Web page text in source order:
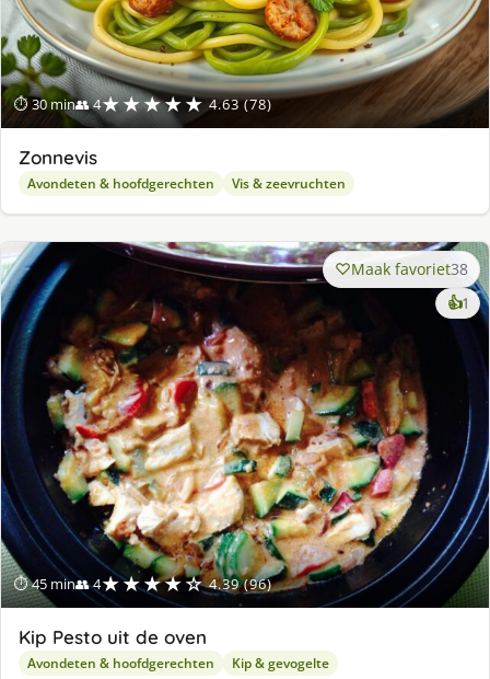
⏱ 30 min👥 4★★★★★ 4.63 (78)
Zonnevis
Avondeten & hoofdgerechten Vis & zeevruchten
⏱ 45 min👥 4★★★★☆ 4.39 (96)
Maak favoriet38
👍1
Kip Pesto uit de oven
Avondeten & hoofdgerechten Kip & gevogelte